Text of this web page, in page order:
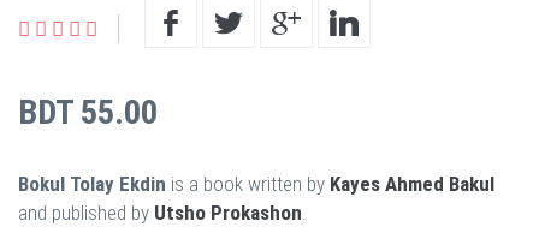
BDT 55.00
Bokul Tolay Ekdin is a book written by Kayes Ahmed Bakul
and published by Utsho Prokashon